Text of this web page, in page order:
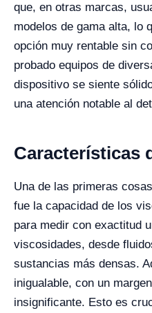
que, en otras marcas,
modelos de gama alta, lo
opción muy rentable sin
probado equipos de
dispositivo se siente
una atención notable al
Características
Una de las primeras
fue la capacidad de los
para medir con exactitud
viscosidades, desde
sustancias más densas.
inigualable, con un
insignificante. Esto es